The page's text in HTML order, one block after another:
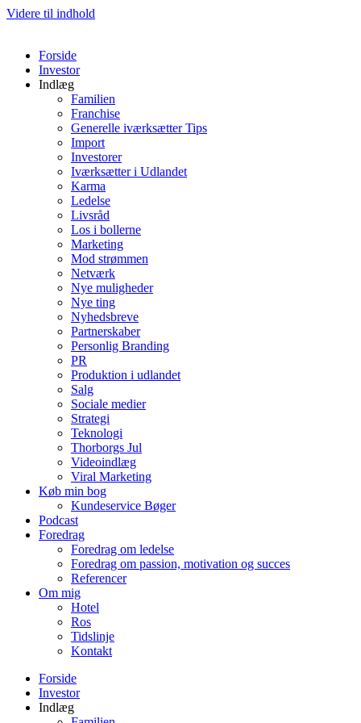
Videre til indhold
Forside
Investor
Indlæg
Familien
Franchise
Generelle iværksætter Tips
Import
Investorer
Iværksætter i Udlandet
Karma
Ledelse
Livsråd
Los i bollerne
Marketing
Mod strømmen
Netværk
Nye muligheder
Nye ting
Nyhedsbreve
Partnerskaber
Personlig Branding
PR
Produktion i udlandet
Salg
Sociale medier
Strategi
Teknologi
Thorborgs Jul
Videoindlæg
Viral Marketing
Køb min bog
Kundeservice Bøger
Podcast
Foredrag
Foredrag om ledelse
Foredrag om passion, motivation og succes
Referencer
Om mig
Hotel
Ros
Tidslinje
Kontakt
Forside
Investor
Indlæg